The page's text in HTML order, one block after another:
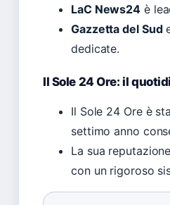
LaC News24 è
Gazzetta del Sud
dedicate.
Il Sole 24 Ore: il
Il Sole 24 Ore è
settimo anno
La sua
con un rigoroso